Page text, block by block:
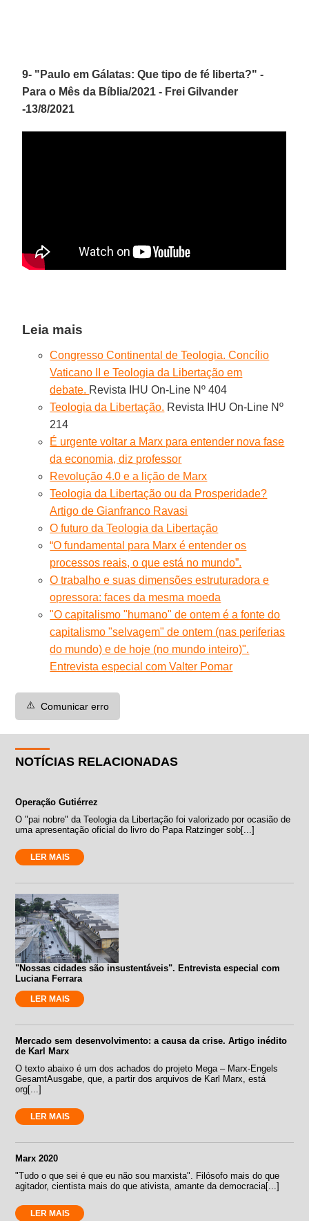
9- "Paulo em Gálatas: Que tipo de fé liberta?" -
Para o Mês da Bíblia/2021 - Frei Gilvander
-13/8/2021
Leia mais
Congresso Continental de Teologia. Concílio
Vaticano II e Teologia da Libertação em
debate. Revista IHU On-Line Nº 404
Teologia da Libertação. Revista IHU On-Line Nº
214
É urgente voltar a Marx para entender nova fase
da economia, diz professor
Revolução 4.0 e a lição de Marx
Teologia da Libertação ou da Prosperidade?
Artigo de Gianfranco Ravasi
O futuro da Teologia da Libertação
“O fundamental para Marx é entender os
processos reais, o que está no mundo”.
O trabalho e suas dimensões estruturadora e
opressora: faces da mesma moeda
"O capitalismo "humano" de ontem é a fonte do
capitalismo "selvagem" de ontem (nas periferias
do mundo) e de hoje (no mundo inteiro)".
Entrevista especial com Valter Pomar
⚠️ Comunicar erro
NOTÍCIAS RELACIONADAS
Operação Gutiérrez
O "pai nobre" da Teologia da Libertação foi valorizado por ocasião de
uma apresentação oficial do livro do Papa Ratzinger sob[...]
LER MAIS
"Nossas cidades são insustentáveis". Entrevista especial com
Luciana Ferrara
LER MAIS
Mercado sem desenvolvimento: a causa da crise. Artigo inédito
de Karl Marx
O texto abaixo é um dos achados do projeto Mega – Marx-Engels
GesamtAusgabe, que, a partir dos arquivos de Karl Marx, está
org[...]
LER MAIS
Marx 2020
"Tudo o que sei é que eu não sou marxista". Filósofo mais do que
agitador, cientista mais do que ativista, amante da democracia[...]
LER MAIS